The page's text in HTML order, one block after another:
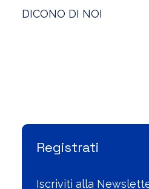
DICONO DI NOI
Registrati
Iscriviti alla